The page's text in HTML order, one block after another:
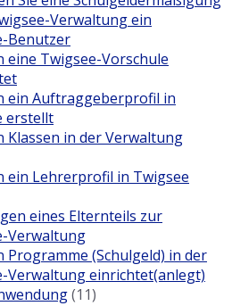
Verwaltung ein
Benutzer
eine Twigsee-Vorschule
ein Auftraggeberprofil in
erstellt
Klassen in der Verwaltung
ein Lehrerprofil in Twigsee
eines Elternteils zur
Verwaltung
Programme (Schulgeld) in der
Verwaltung einrichtet(anlegt)
(11)